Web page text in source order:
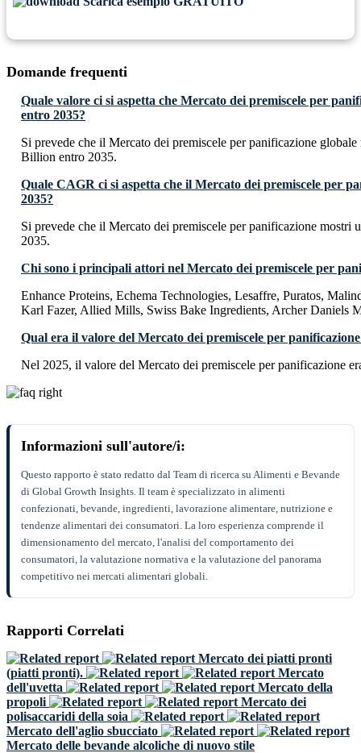
Domande frequenti
Quale valore ci si aspetta che Mercato dei premiscele per
entro 2035?
Si prevede che il Mercato dei premiscele per panificazione
Billion entro 2035.
Quale CAGR ci si aspetta che il Mercato dei premiscele per
2035?
Si prevede che il Mercato dei premiscele per panificazione mostri
2035.
Chi sono i principali attori nel Mercato dei premiscele per
Enhance Proteins, Echema Technologies, Lesaffre, Puratos,
Karl Fazer, Allied Mills, Swiss Bake Ingredients, Archer Daniels
Qual era il valore del Mercato dei premiscele per
Nel 2025, il valore del Mercato dei premiscele per panificazione
Informazioni sull'autore/i:
Questo rapporto è stato redatto dal Team di ricerca su Alimenti e Bevande
di Global Growth Insights. Il team è specializzato in alimenti
confezionati, bevande, ingredienti, lavorazione alimentare, nutrizione e
tendenze alimentari dei consumatori. La loro esperienza comprende il
dimensionamento del mercato, l'analisi del comportamento dei
consumatori, la valutazione normativa e la valutazione del panorama
competitivo nei mercati alimentari globali.
Rapporti Correlati
Mercato dei piatti pronti
(piatti pronti).
Mercato
dell'uvetta
Mercato della
propoli
Mercato dei
polisaccaridi della soia
Mercato dell'aglio sbucciato
Mercato delle bevande alcoliche di nuovo stile